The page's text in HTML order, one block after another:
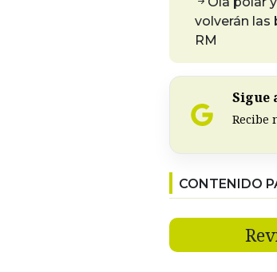
volverán las
RM
Sigue
Recibe
CONTENIDO